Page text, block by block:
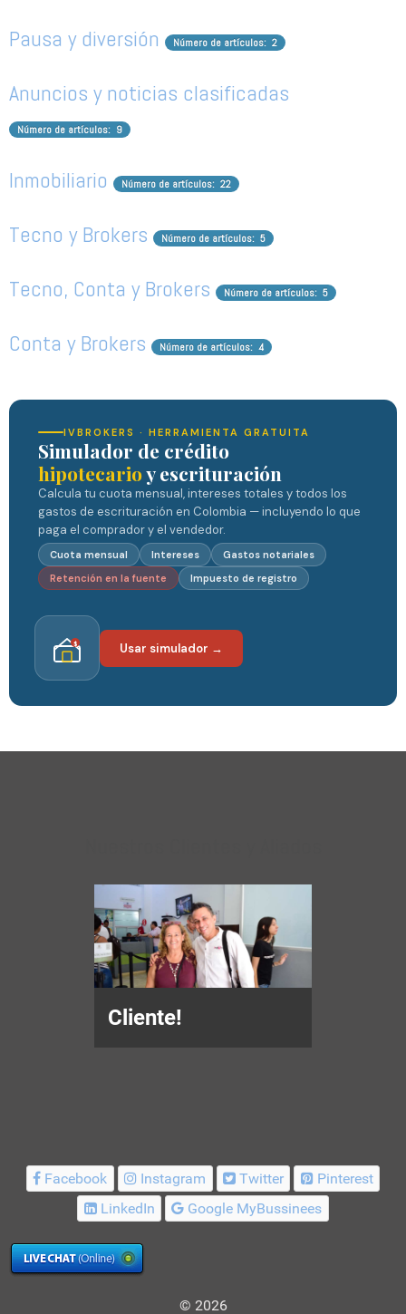
Pausa y diversión Número de artículos: 2
Anuncios y noticias clasificadas
Número de artículos: 9
Inmobiliario Número de artículos: 22
Tecno y Brokers Número de artículos: 5
Tecno, Conta y Brokers Número de artículos: 5
Conta y Brokers Número de artículos: 4
IVBROKERS · HERRAMIENTA GRATUITA
Simulador de crédito
hipotecarioy escrituración
Calcula tu cuota mensual, intereses totales y todos los
gastos de escrituración en Colombia — incluyendo lo que
paga el comprador y el vendedor.
Cuota mensual Intereses
Gastos notariales
Retención en la fuente
Impuesto de registro
$ Usar simulador →
Cliente!
Facebook Instagram Twitter
Pinterest
LinkedIn
Google MyBussinees
© 2026